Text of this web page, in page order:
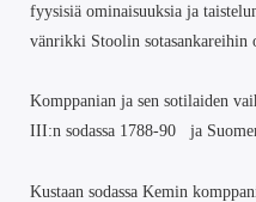
fyysisiä ominaisuuksia ja
vänrikki Stoolin sotasankareihin
Komppanian ja sen sotilaiden
III:n sodassa 1788-90 ja
Kustaan sodassa Kemin